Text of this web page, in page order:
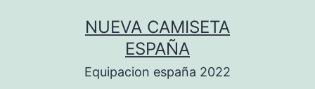
NUEVA CAMISETA
ESPAÑA
Equipacion españa 2022